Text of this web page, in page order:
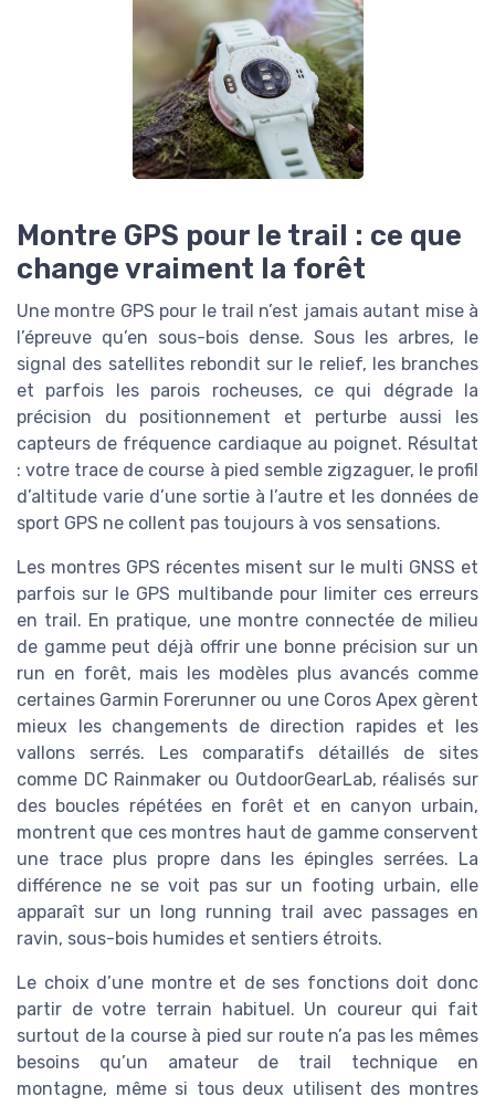
Montre GPS pour le trail : ce que
change vraiment la forêt
Une montre GPS pour le trail n’est jamais autant mise à
l’épreuve qu’en sous-bois dense. Sous les arbres, le
signal des satellites rebondit sur le relief, les branches
et parfois les parois rocheuses, ce qui dégrade la
précision du positionnement et perturbe aussi les
capteurs de fréquence cardiaque au poignet. Résultat
: votre trace de course à pied semble zigzaguer, le profil
d’altitude varie d’une sortie à l’autre et les données de
sport GPS ne collent pas toujours à vos sensations.
Les montres GPS récentes misent sur le multi GNSS et
parfois sur le GPS multibande pour limiter ces erreurs
en trail. En pratique, une montre connectée de milieu
de gamme peut déjà offrir une bonne précision sur un
run en forêt, mais les modèles plus avancés comme
certaines Garmin Forerunner ou une Coros Apex gèrent
mieux les changements de direction rapides et les
vallons serrés. Les comparatifs détaillés de sites
comme DC Rainmaker ou OutdoorGearLab, réalisés sur
des boucles répétées en forêt et en canyon urbain,
montrent que ces montres haut de gamme conservent
une trace plus propre dans les épingles serrées. La
différence ne se voit pas sur un footing urbain, elle
apparaît sur un long running trail avec passages en
ravin, sous-bois humides et sentiers étroits.
Le choix d’une montre et de ses fonctions doit donc
partir de votre terrain habituel. Un coureur qui fait
surtout de la course à pied sur route n’a pas les mêmes
besoins qu’un amateur de trail technique en
montagne, même si tous deux utilisent des montres